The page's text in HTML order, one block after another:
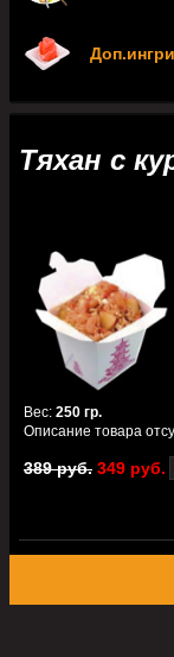
Тяхан с
Вес: 250 гр.
Описание товара
389 руб. 349 руб.